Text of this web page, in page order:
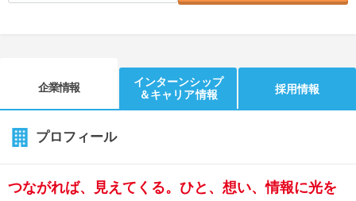
企業情報
インターンシップ
＆キャリア情報
採用情報
プロフィール
つながれば、見えてくる。ひと、想い、情報に光を